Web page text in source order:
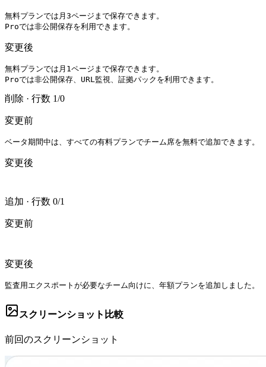
無料プランでは月3ページまで保存できます。
Proでは非公開保存を利用できます。
変更後
無料プランでは月1ページまで保存できます。
Proでは非公開保存、URL監視、証拠パックを利用できます。
削除 · 行数 1/0
変更前
ベータ期間中は、すべての有料プランでチーム席を無料で追加できます。
変更後
追加 · 行数 0/1
変更前
変更後
監査用エクスポートが必要なチーム向けに、年額プランを追加しました。
スクリーンショット比較
前回のスクリーンショット